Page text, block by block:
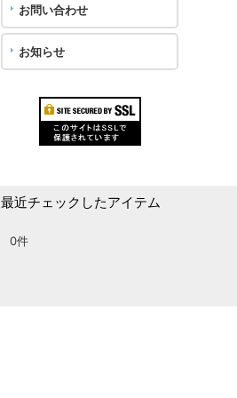
お問い合わせ
お知らせ
最近チェックしたアイテム
0件